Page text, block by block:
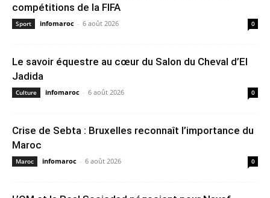
compétitions de la FIFA
Sport infomaroc - 6 août 2026 0
Le savoir équestre au cœur du Salon du Cheval d’El
Jadida
Culture infomaroc - 6 août 2026 0
Crise de Sebta : Bruxelles reconnaît l’importance du
Maroc
Maroc infomaroc - 6 août 2026 0